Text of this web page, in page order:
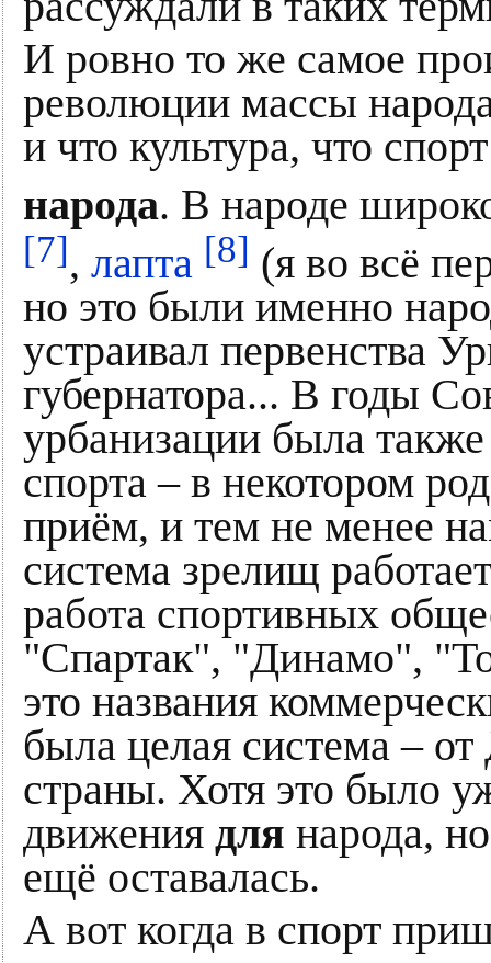
И ровно то же самое
революции массы
и что культура, что
народа. В народе
[7], лапта [8] (я во всё
но это были именно
устраивал первенства
губернатора... В годы
урбанизации была
спорта – в некотором
приём, и тем не менее
система зрелищ
работа спортивных
"Спартак", "Динамо",
это названия
была целая система –
страны. Хотя это было
движения для народа,
ещё оставалась.
А вот когда в спорт